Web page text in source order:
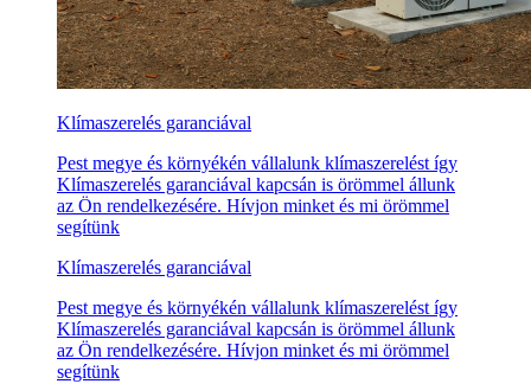
Klímaszerelés garanciával
Pest megye és környékén vállalunk klímaszerelést így
Klímaszerelés garanciával kapcsán is örömmel állunk
az Ön rendelkezésére. Hívjon minket és mi örömmel
segítünk
Klímaszerelés garanciával
Pest megye és környékén vállalunk klímaszerelést így
Klímaszerelés garanciával kapcsán is örömmel állunk
az Ön rendelkezésére. Hívjon minket és mi örömmel
segítünk